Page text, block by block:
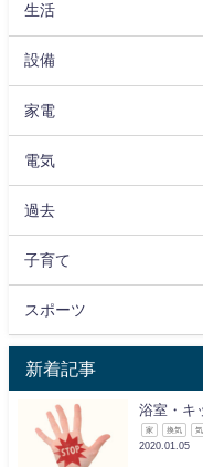
生活
設備
家電
電気
過去
子育て
スポーツ
新着記事
浴室・キ
家 換気
2020.01.05